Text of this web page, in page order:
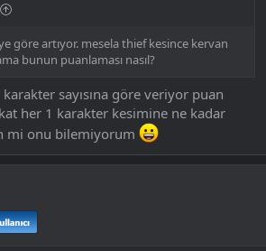
göre artıyor. mesela thief kesince kervan
bunun puanlaması nasıl?
sayısına göre veriyor puan
her 1 karakter kesimine ne kadar
mi onu bilemiyorum